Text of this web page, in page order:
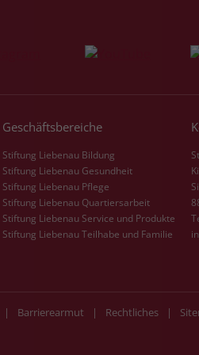
Geschäftsbereiche
Stiftung Liebenau Bildung
Stiftung Liebenau Gesundheit
Stiftung Liebenau Pflege
Stiftung Liebenau Quartiersarbeit
Stiftung Liebenau Service und Produkte
Stiftung Liebenau Teilhabe und Familie
| Barrierearmut | Rechtliches |